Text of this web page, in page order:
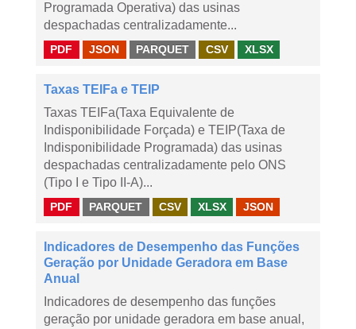
Programada Operativa) das usinas
despachadas centralizadamente...
PDF JSON PARQUET CSV XLSX
Taxas TEIFa e TEIP
Taxas TEIFa(Taxa Equivalente de
Indisponibilidade Forçada) e TEIP(Taxa de
Indisponibilidade Programada) das usinas
despachadas centralizadamente pelo ONS
(Tipo I e Tipo II-A)...
PDF PARQUET CSV XLSX JSON
Indicadores de Desempenho das Funções
Geração por Unidade Geradora em Base
Anual
Indicadores de desempenho das funções
geração por unidade geradora em base anual,